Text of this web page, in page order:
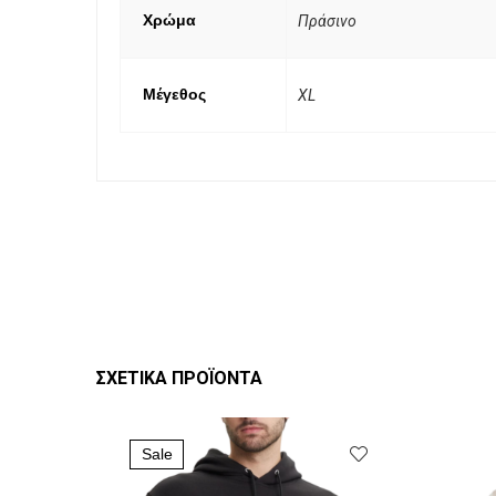
Χρώμα Πράσινο
Μέγεθος XL
ΣΧΕΤΙΚΆ ΠΡΟΪΌΝΤΑ
Sale